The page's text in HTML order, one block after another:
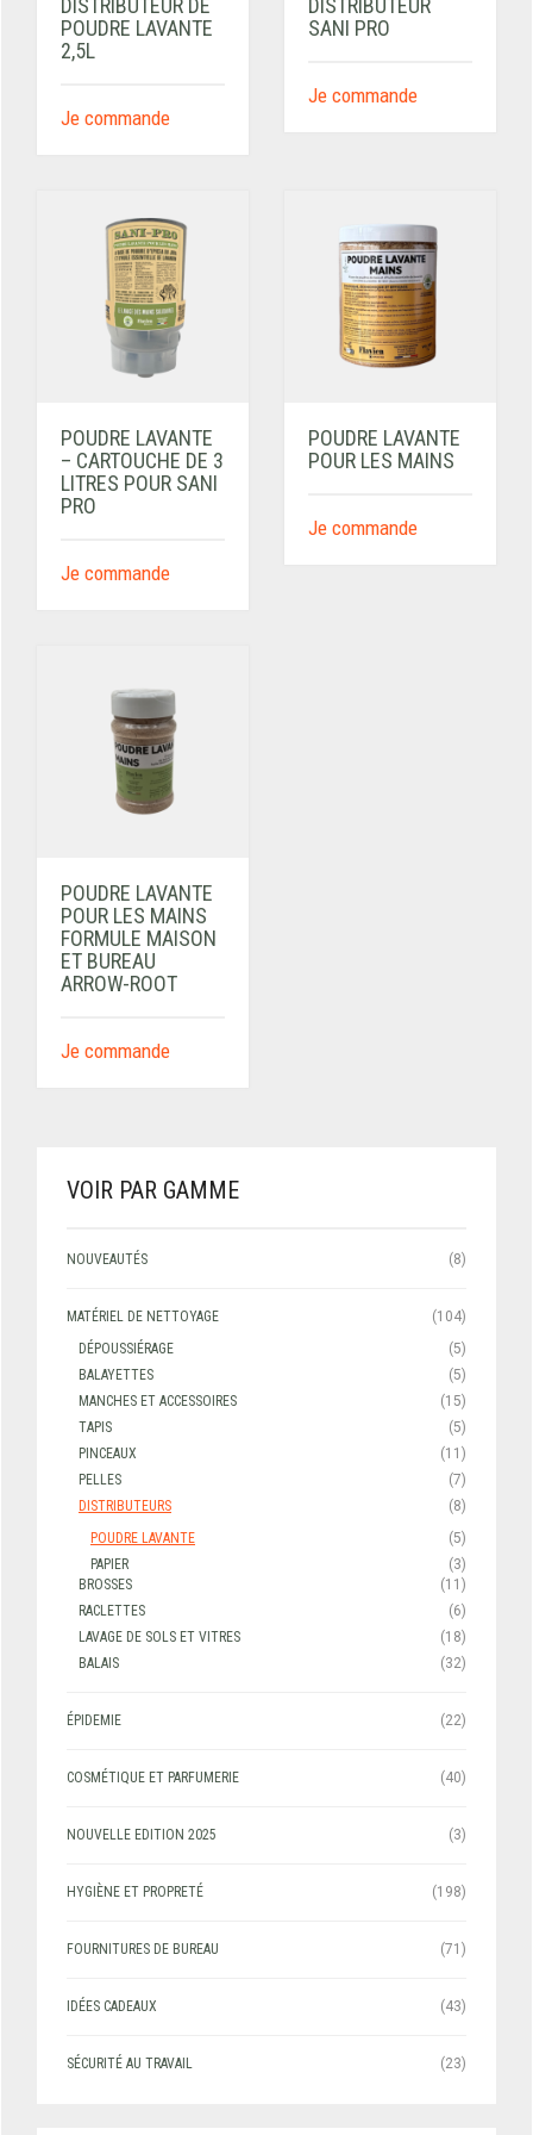
DISTRIBUTEUR DE
POUDRE LAVANTE
2,5L
Je commande
DISTRIBUTEUR
SANI PRO
Je commande
POUDRE LAVANTE
– CARTOUCHE DE 3
LITRES POUR SANI
PRO
Je commande
POUDRE LAVANTE
POUR LES MAINS
Je commande
POUDRE LAVANTE
POUR LES MAINS
FORMULE MAISON
ET BUREAU
ARROW-ROOT
Je commande
VOIR PAR GAMME
NOUVEAUTÉS (8)
MATÉRIEL DE NETTOYAGE
(104)
DÉPOUSSIÉRAGE
(5)
BALAYETTES
(5)
MANCHES ET ACCESSOIRES
(15)
TAPIS
(5)
PINCEAUX
(11)
PELLES
(7)
DISTRIBUTEURS
(8)
POUDRE LAVANTE
(5)
PAPIER
(3)
BROSSES
(11)
RACLETTES
(6)
LAVAGE DE SOLS ET VITRES
(18)
BALAIS
(32)
ÉPIDEMIE (22)
COSMÉTIQUE ET PARFUMERIE (40)
NOUVELLE EDITION 2025 (3)
HYGIÈNE ET PROPRETÉ (198)
FOURNITURES DE BUREAU (71)
IDÉES CADEAUX (43)
SÉCURITÉ AU TRAVAIL (23)